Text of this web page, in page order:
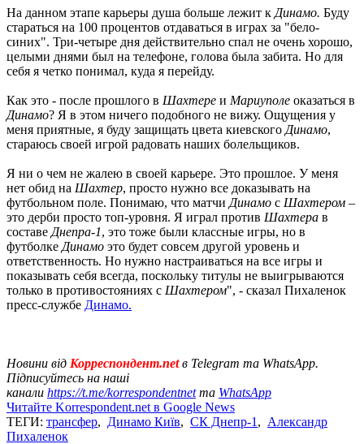
На данном этапе карьеры душа больше лежит к Динамо. Буду
стараться на 100 процентов отдаваться в играх за "бело-
синих". Три-четыре дня действительно спал не очень хорошо,
целыми днями был на телефоне, голова была забита. Но для
себя я четко понимал, куда я перейду.
Как это - после прошлого в Шахтере и Мариуполе оказаться в
Динамо? Я в этом ничего подобного не вижу. Ощущения у
меня приятные, я буду защищать цвета киевского Динамо,
стараюсь своей игрой радовать наших болельщиков.
Я ни о чем не жалею в своей карьере. Это прошлое. У меня
нет обид на Шахтер, просто нужно все доказывать на
футбольном поле. Понимаю, что матчи Динамо с Шахтером –
это дерби просто топ-уровня. Я играл против Шахтера в
составе Днепра-1, это тоже были классные игры, но в
футболке Динамо это будет совсем другой уровень и
ответственность. Но нужно настраиваться на все игры и
показывать себя всегда, поскольку титулы не выигрываются
только в противостояниях с Шахтером", - сказал Пихаленок
пресс-службе Динамо.
Новини від Корреспондент.netв Telegram та WhatsApp.
Підписуйтесь на наші
канали https://t.me/korrespondentnetта WhatsApp
Читайте Korrespondent.net в Google News
ТЕГИ: трансфер, Динамо Київ, СК Днепр-1 , Александр
Пихаленок